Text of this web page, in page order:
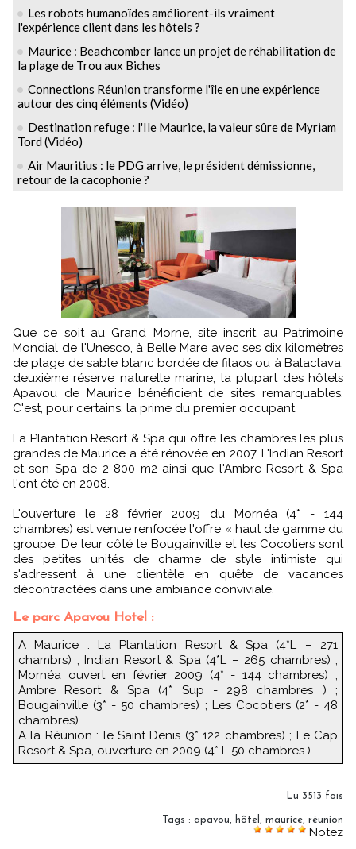
Les robots humanoïdes améliorent-ils vraiment
l'expérience client dans les hôtels ?
Maurice : Beachcomber lance un projet de réhabilitation de
la plage de Trou aux Biches
Connections Réunion transforme l'île en une expérience
autour des cinq éléments (Vidéo)
Destination refuge : l'Ile Maurice, la valeur sûre de Myriam
Tord (Vidéo)
Air Mauritius : le PDG arrive, le président démissionne,
retour de la cacophonie ?
Que ce soit au Grand Morne, site inscrit au Patrimoine
Mondial de l'Unesco, à Belle Mare avec ses dix kilomètres
de plage de sable blanc bordée de filaos ou à Balaclava,
deuxième réserve naturelle marine, la plupart des hôtels
Apavou de Maurice bénéficient de sites remarquables.
C'est, pour certains, la prime du premier occupant.
La Plantation Resort & Spa qui offre les chambres les plus
grandes de Maurice a été rénovée en 2007. L'Indian Resort
et son Spa de 2 800 m2 ainsi que l'Ambre Resort & Spa
l'ont été en 2008.
L'ouverture le 28 février 2009 du Mornéa (4* - 144
chambres) est venue renfocée l'offre « haut de gamme du
groupe. De leur côté le Bougainville et les Cocotiers sont
des petites unités de charme de style intimiste qui
s'adressent à une clientèle en quête de vacances
décontractées dans une ambiance conviviale.
Le parc Apavou Hotel :
A Maurice : La Plantation Resort & Spa (4*L – 271
chambrs) ; Indian Resort & Spa (4*L – 265 chambres) ;
Mornéa ouvert en février 2009 (4* - 144 chambres) ;
Ambre Resort & Spa (4* Sup - 298 chambres ) ;
Bougainville (3* - 50 chambres) ; Les Cocotiers (2* - 48
chambres).
A la Réunion : le Saint Denis (3* 122 chambres) ; Le Cap
Resort & Spa, ouverture en 2009 (4* L 50 chambres.)
Lu 3513 fois
Tags : apavou hôtel maurice réunion
Notez